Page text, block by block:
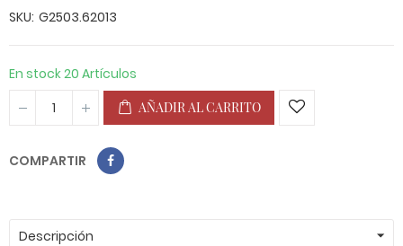
SKU G2503.62013
En stock20 Artículos
AÑADIR AL CARRITO
COMPARTIR
Descripción